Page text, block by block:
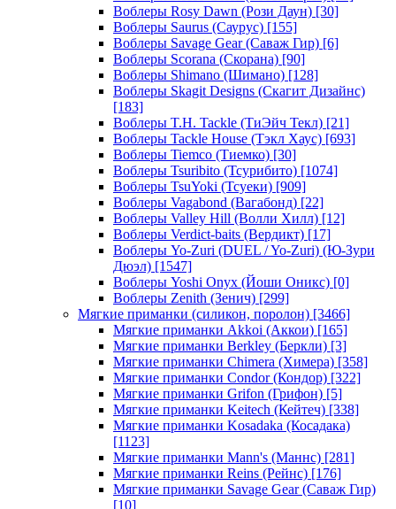
Воблеры Rosy Dawn (Рози Даун) [30]
Воблеры Saurus (Саурус) [155]
Воблеры Savage Gear (Саваж Гир) [6]
Воблеры Scorana (Скорана) [90]
Воблеры Shimano (Шимано) [128]
Воблеры Skagit Designs (Скагит Дизайнс)
[183]
Воблеры T.H. Tackle (ТиЭйч Текл) [21]
Воблеры Tackle House (Тэкл Хаус) [693]
Воблеры Tiemco (Тиемко) [30]
Воблеры Tsuribito (Тсурибито) [1074]
Воблеры TsuYoki (Тсуеки) [909]
Воблеры Vagabond (Вагабонд) [22]
Воблеры Valley Hill (Волли Хилл) [12]
Воблеры Verdict-baits (Вердикт) [17]
Воблеры Yo-Zuri (DUEL / Yo-Zuri) (Ю-Зури
Дюэл) [1547]
Воблеры Yoshi Onyx (Йоши Оникс) [0]
Воблеры Zenith (Зенич) [299]
Мягкие приманки (силикон, поролон) [3466]
Мягкие приманки Akkoi (Аккои) [165]
Мягкие приманки Berkley (Беркли) [3]
Мягкие приманки Chimera (Химера) [358]
Мягкие приманки Condor (Кондор) [322]
Мягкие приманки Grifon (Грифон) [5]
Мягкие приманки Keitech (Кейтеч) [338]
Мягкие приманки Kosadaka (Косадака)
[1123]
Мягкие приманки Mann's (Маннс) [281]
Мягкие приманки Reins (Рейнс) [176]
Мягкие приманки Savage Gear (Саваж Гир)
[10]